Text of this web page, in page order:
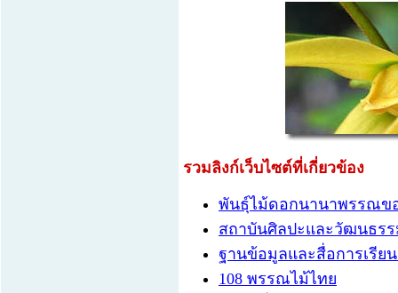
รวมลิงก์เว็บไซต์ที่เกี่ยวข้อง
พันธุ์ไม้ดอกนานาพรรณข
สถาบันศิลปะและวัฒนธร
ฐานข้อมูลและสื่อการเรียน
108 พรรณไม้ไทย